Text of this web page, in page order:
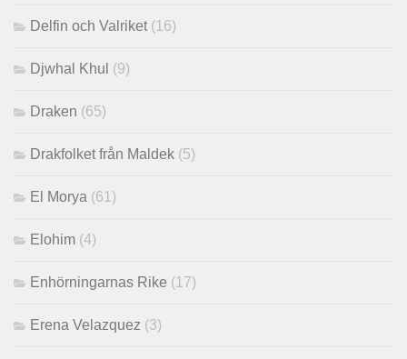
Delfin och Valriket (16)
Djwhal Khul (9)
Draken (65)
Drakfolket från Maldek (5)
El Morya (61)
Elohim (4)
Enhörningarnas Rike (17)
Erena Velazquez (3)